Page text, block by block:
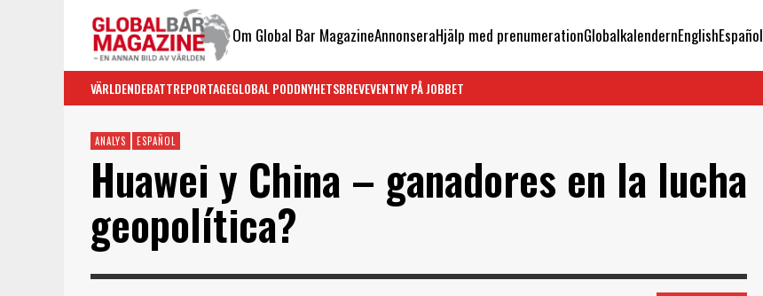
Om Global Bar MagazineAnnonseraHjälp med prenumerationGlobalkalendernEnglishEspañol
VÄRLDENDEBATTREPORTAGEGLOBAL PODDNYHETSBREVEVENTNY PÅ JOBBET
ANALYS ESPAÑOL
Huawei y China – ganadores en la lucha
geopolítica?